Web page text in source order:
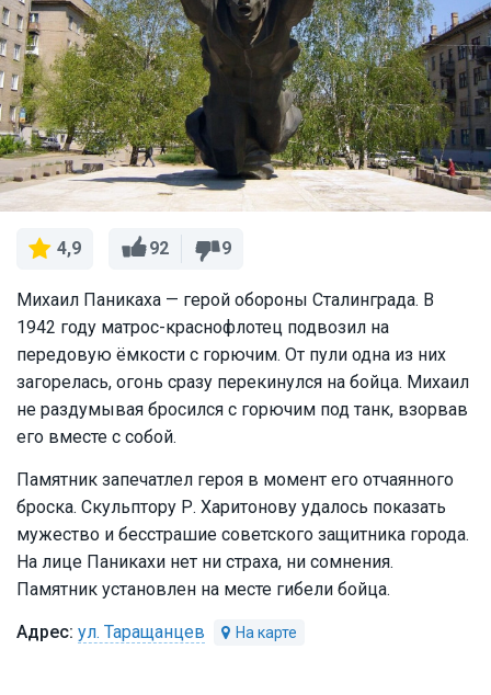
4,9 92 9
Михаил Паникаха — герой обороны Сталинграда. В
1942 году матрос-краснофлотец подвозил на
передовую ёмкости с горючим. От пули одна из них
загорелась, огонь сразу перекинулся на бойца. Михаил
не раздумывая бросился с горючим под танк, взорвав
его вместе с собой.
Памятник запечатлел героя в момент его отчаянного
броска. Скульптору Р. Харитонову удалось показать
мужество и бесстрашие советского защитника города.
На лице Паникахи нет ни страха, ни сомнения.
Памятник установлен на месте гибели бойца.
ул. Таращанцев